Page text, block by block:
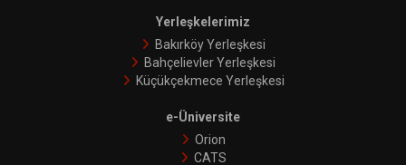
Yerleşkelerimiz
Bakırköy Yerleşkesi
Bahçelievler Yerleşkesi
Küçükçekmece Yerleşkesi
e-Üniversite
Orion
CATS